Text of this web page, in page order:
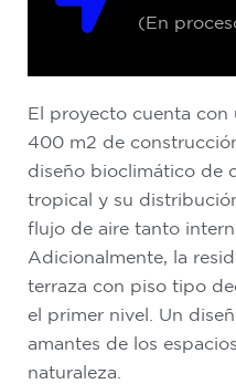
(En
El proyecto cuenta con
400 m2 de
diseño bioclimático de
tropical y su
flujo de aire tanto
Adicionalmente, la
terraza con piso tipo
el primer nivel. Un
amantes de los
naturaleza.